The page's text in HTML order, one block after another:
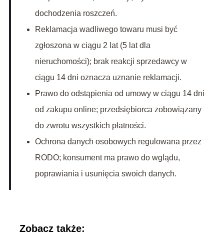
dochodzenia roszczeń.
Reklamacja wadliwego towaru musi być
zgłoszona w ciągu 2 lat (5 lat dla
nieruchomości); brak reakcji sprzedawcy w
ciągu 14 dni oznacza uznanie reklamacji.
Prawo do odstąpienia od umowy w ciągu 14 dni
od zakupu online; przedsiębiorca zobowiązany
do zwrotu wszystkich płatności.
Ochrona danych osobowych regulowana przez
RODO; konsument ma prawo do wglądu,
poprawiania i usunięcia swoich danych.
Zobacz także: